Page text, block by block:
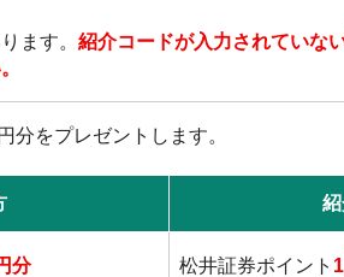
ます。 紹介コードが入力されていな
をプレゼントします。
分 松井証券ポイント